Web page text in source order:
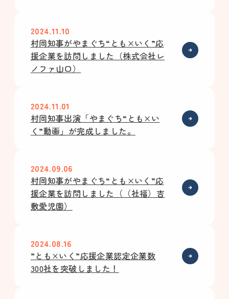
2024.11.10
村岡知事がやまぐち“とも×いく”応
援企業を訪問しました（株式会社レ
ノファ山口）
2024.11.01
村岡知事出演「やまぐち“とも×い
く”動画」が完成しました。
2024.09.06
村岡知事がやまぐち“とも×いく”応
援企業を訪問しました（（社福）吉
敷愛児園）
2024.08.16
”とも×いく”応援企業認定企業数
300社を突破しました！